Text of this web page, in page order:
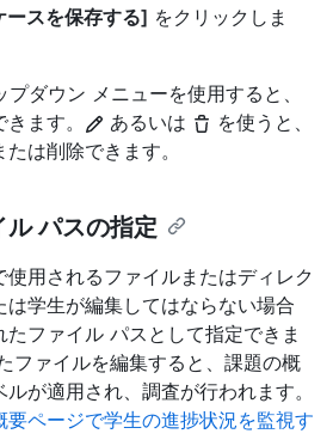
ースを保存する] をクリックしま
プダウン メニューを使用すると、
ます。
あるいは
を使うと、
は削除できます。
パスの指定
用されるファイルまたはディレク
は学生が編集してはならない場合
ファイル パスとして指定できま
ファイルを編集すると、課題の概
が適用され、調査が行われます。
要ページで学生の進捗状況を監視す